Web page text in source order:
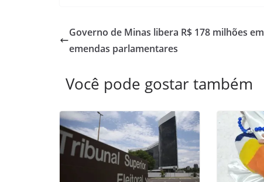
Governo de Minas libera R$ 178 milhões em
emendas parlamentares
Você pode gostar também